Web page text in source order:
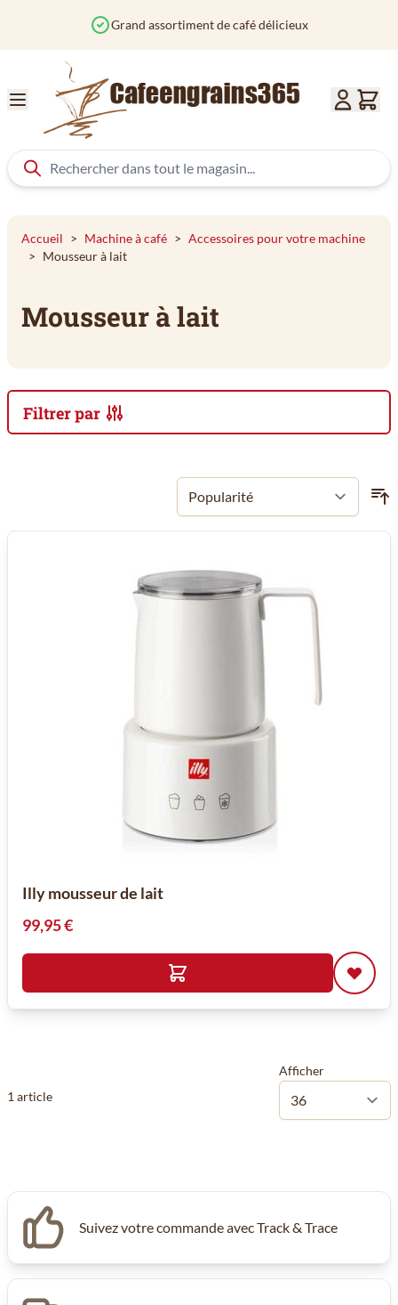
Grand assortiment de café délicieux
Accueil > Machine à café > Accessoires pour votre machine
> Mousseur à lait
Mousseur à lait
Filtrer par
Illy mousseur de lait
99,95 €
1 article
Afficher
Suivez votre commande avec Track & Trace